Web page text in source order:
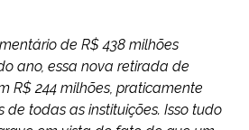
de R$ 438 milhões
ano, essa nova retirada de
R$ 244 milhões, praticamente
de todas as instituições. Isso tudo